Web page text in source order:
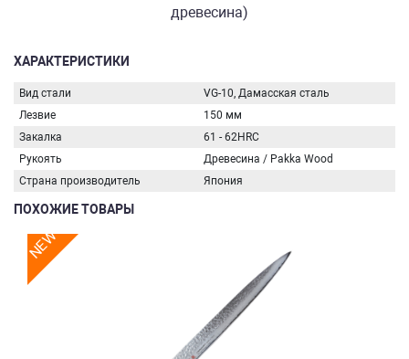
древесина)
ХАРАКТЕРИСТИКИ
Вид стали
VG-10, Дамасская сталь
Лезвие
150 мм
Закалка
61 - 62HRC
Рукоять
Древесина / Pakka Wood
Страна производитель
Япония
ПОХОЖИЕ ТОВАРЫ
NEW